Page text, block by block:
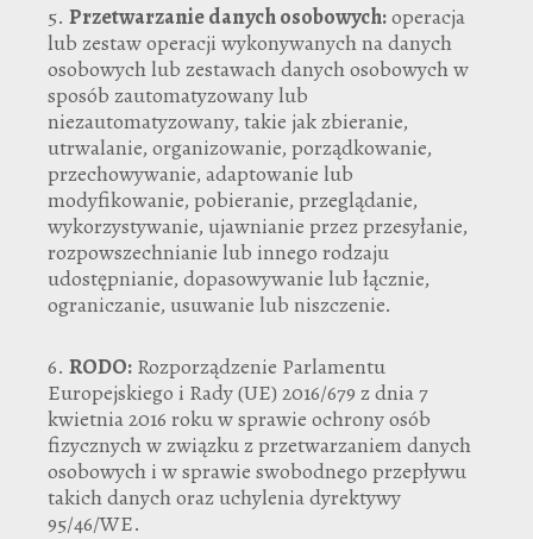
5. Przetwarzanie danych osobowych:operacja
lub zestaw operacji wykonywanych na danych
osobowych lub zestawach danych osobowych w
sposób zautomatyzowany lub
niezautomatyzowany, takie jak zbieranie,
utrwalanie, organizowanie, porządkowanie,
przechowywanie, adaptowanie lub
modyfikowanie, pobieranie, przeglądanie,
wykorzystywanie, ujawnianie przez przesyłanie,
rozpowszechnianie lub innego rodzaju
udostępnianie, dopasowywanie lub łącznie,
ograniczanie, usuwanie lub niszczenie.
6. RODO: Rozporządzenie Parlamentu
Europejskiego i Rady (UE) 2016/679 z dnia 7
kwietnia 2016 roku w sprawie ochrony osób
fizycznych w związku z przetwarzaniem danych
osobowych i w sprawie swobodnego przepływu
takich danych oraz uchylenia dyrektywy
95/46/WE.